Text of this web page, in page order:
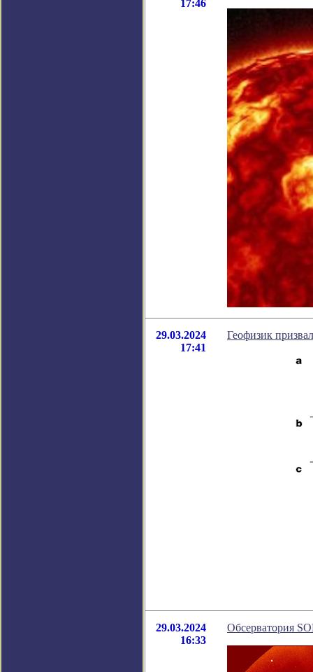
17:46
29.03.2024
17:41
Геофизик
29.03.2024
16:33
Обсерватория